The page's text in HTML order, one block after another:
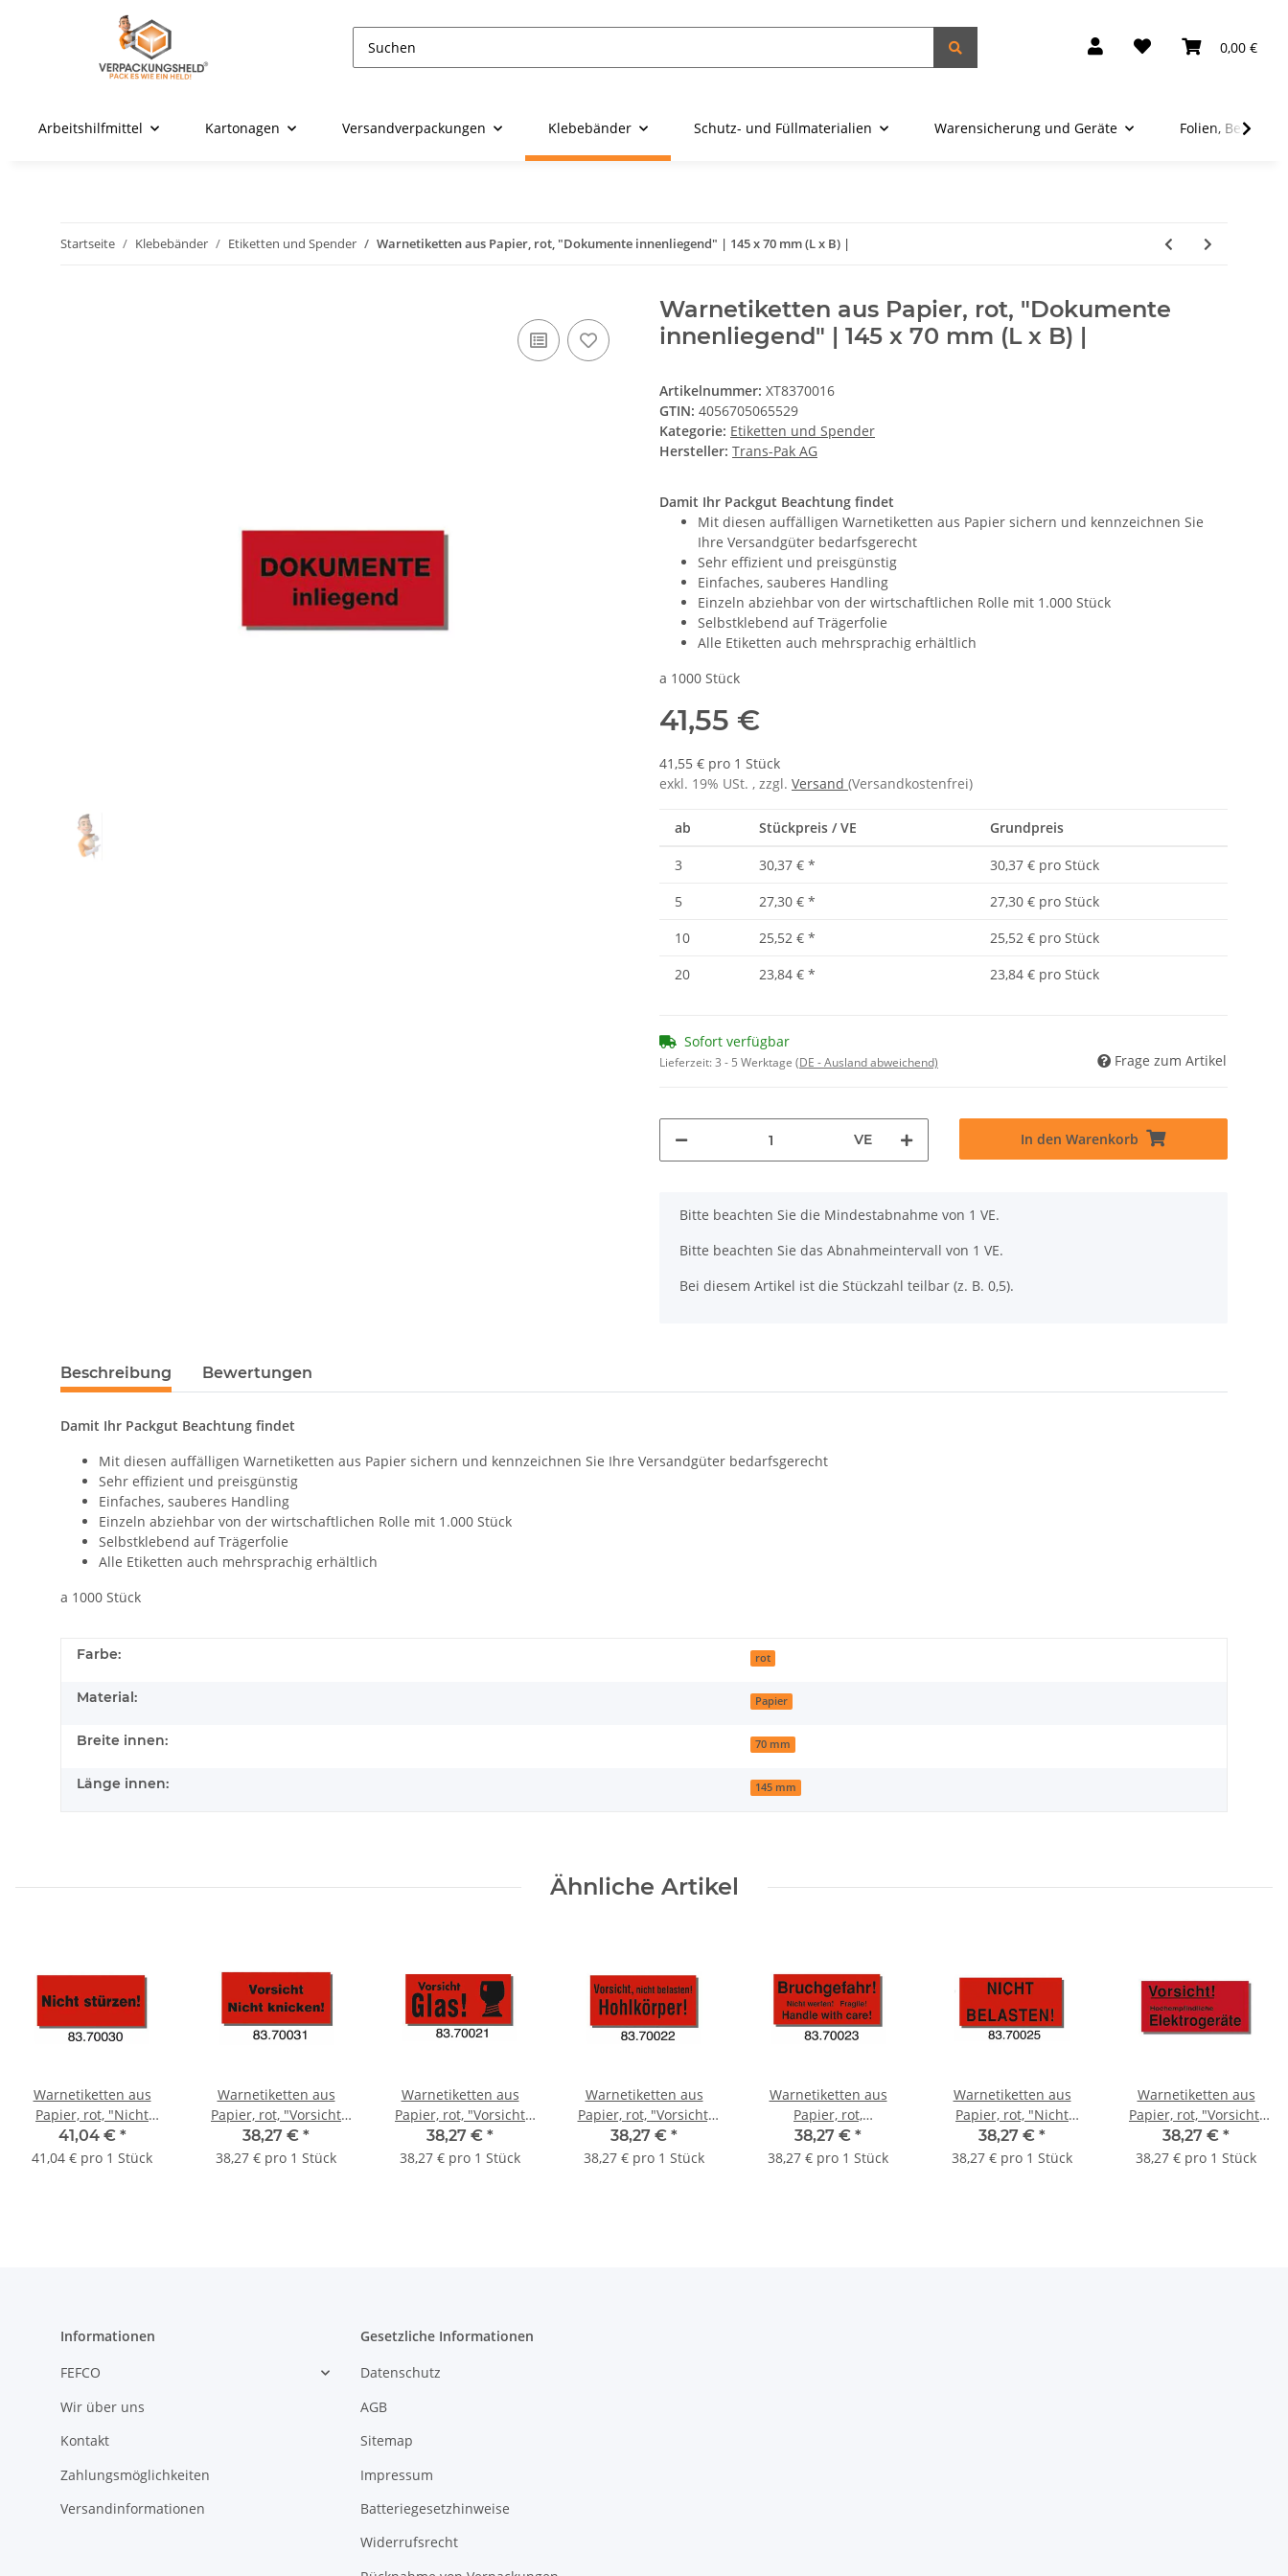
0,00 €
Arbeitshilfmittel Kartonagen Versandverpackungen Klebebänder Schutz- und Füllmaterialien Warensicherung und Geräte Folien, Beutel
Startseite Klebebänder Etiketten und Spender Warnetiketten aus Papier, rot, "Dokumente innenliegend" | 145 x 70 mm (L x B) |
Warnetiketten aus Papier, rot, "Dokumente
innenliegend" | 145 x 70 mm (L x B) |
Artikelnummer: XT8370016
GTIN: 4056705065529
Kategorie: Etiketten und Spender
Hersteller: Trans-Pak AG
Damit Ihr Packgut Beachtung findet
Mit diesen auffälligen Warnetiketten aus Papier sichern und kennzeichnen Sie
Ihre Versandgüter bedarfsgerecht
Sehr effizient und preisgünstig
Einfaches, sauberes Handling
Einzeln abziehbar von der wirtschaftlichen Rolle mit 1.000 Stück
Selbstklebend auf Trägerfolie
Alle Etiketten auch mehrsprachig erhältlich
a 1000 Stück
41,55 €
41,55 € pro 1 Stück
exkl. 19% USt. , zzgl. Versand (Versandkostenfrei)
ab Stückpreis / VE Grundpreis
3 30,37 € *
30,37 € pro Stück
5
27,30 € *
27,30 € pro Stück
10
25,52 € *
25,52 € pro Stück
20
23,84 € * 23,84 € pro Stück
Sofort verfügbar
Lieferzeit:3 - 5 Werktage (DE - Ausland abweichend) Frage zum Artikel
VE In den Warenkorb
x
Bitte beachten Sie die Mindestabnahme von 1 VE.
Bitte beachten Sie das Abnahmeintervall von 1 VE.
Bei diesem Artikel ist die Stückzahl teilbar (z. B. 0,5).
Beschreibung Bewertungen
Damit Ihr Packgut Beachtung findet
Mit diesen auffälligen Warnetiketten aus Papier sichern und kennzeichnen Sie Ihre Versandgüter bedarfsgerecht
Sehr effizient und preisgünstig
Einfaches, sauberes Handling
Einzeln abziehbar von der wirtschaftlichen Rolle mit 1.000 Stück
Selbstklebend auf Trägerfolie
Alle Etiketten auch mehrsprachig erhältlich
a 1000 Stück
Farbe: rot
Material: Papier
Breite innen: 70 mm
Länge innen: 145 mm
Ähnliche Artikel
Warnetiketten aus
Papier, rot, "Nicht
stürzen" | 145 x 70 mm
(L x B) |
41,04 € *
41,04 € pro 1 Stück
Warnetiketten aus
Papier, rot, "Vorsicht
Nicht knicken!!" | 145 x
70 mm (L x B) |
38,27 € *
38,27 € pro 1 Stück
Warnetiketten aus
Papier, rot, "Vorsicht
Glas!" | 145 x 70 mm (L
x B) |
38,27 € *
38,27 € pro 1 Stück
Warnetiketten aus
Papier, rot, "Vorsicht,
nicht belasten!
Hohlkörper" | 145 x 70
38,27 € *
38,27 € pro 1 Stück
Warnetiketten aus
Papier, rot,
"Bruchgefahr! Nicht
werfen!" dt./engl. | 145
38,27 € *
38,27 € pro 1 Stück
Warnetiketten aus
Papier, rot, "Nicht
belasten!" | 145 x 70
mm (L x B) |
38,27 € *
38,27 € pro 1 Stück
Warnetiketten aus
Papier, rot, "Vorsicht!
Empfindliche
Elektrogeräte" | 145 x
38,27 € *
38,27 € pro 1 Stück
Informationen
FEFCO
Wir über uns
Kontakt
Zahlungsmöglichkeiten
Versandinformationen
Gesetzliche Informationen
Datenschutz
AGB
Sitemap
Impressum
Batteriegesetzhinweise
Widerrufsrecht